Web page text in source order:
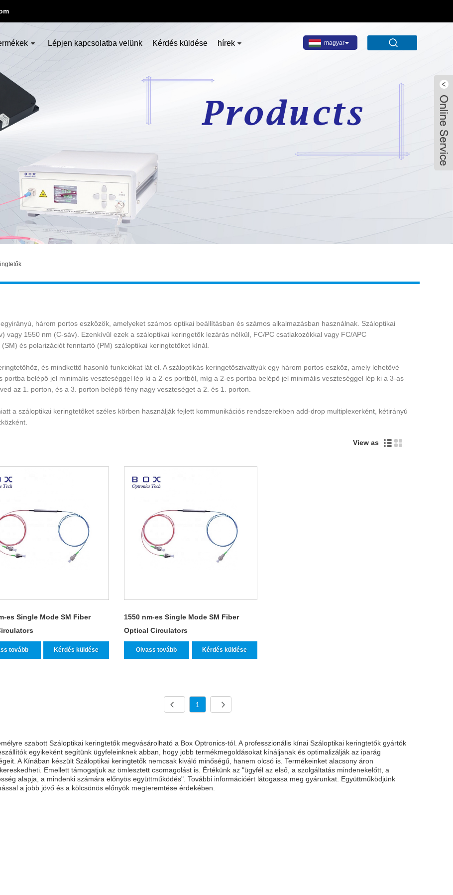
magyar
Lépjen kapcsolatba velünk Kérdés küldése hírek
három portos eszközök, amelyeket számos optikai beállításban és számos alkalmazásban használnak. Száloptikai
vagy 1550 nm (C-sáv). Ezenkívül ezek a száloptikai keringetők lezárás nélkül, FC/PC csatlakozókkal vagy FC/APC
és polarizációt fenntartó (PM) száloptikai keringtetőket kínál.
és mindkettő hasonló funkciókat lát el. A száloptikás keringetőszivattyúk egy három portos eszköz, amely lehetővé
belépő jel minimális veszteséggel lép ki a 2-es portból, míg a 2-es portba belépő jel minimális veszteséggel lép ki a 3-as
az 1. porton, és a 3. porton belépő fény nagy veszteséget a 2. és 1. porton.
a száloptikai keringtetőket széles körben használják fejlett kommunikációs rendszerekben add-drop multiplexerként, kétirányú
View as
es Single Mode SM Fiber
tovább Kérdés küldése
1550 nm-es Single Mode SM Fiber
Optical Circulators
Olvass tovább Kérdés küldése
1
szabott Száloptikai keringtetők megvásárolható a Box Optronics-tól. A professzionális kínai Száloptikai keringtetők gyártók
egyikeként segítünk ügyfeleinknek abban, hogy jobb termékmegoldásokat kínáljanak és optimalizálják az iparág
A Kínában készült Száloptikai keringtetők nemcsak kiváló minőségű, hanem olcsó is. Termékeinket alacsony áron
Emellett támogatjuk az ömlesztett csomagolást is. Értékünk az "ügyfél az első, a szolgáltatás mindenekelőtt, a
alapja, a mindenki számára előnyös együttműködés". További információért látogassa meg gyárunkat. Együttműködjünk
a jobb jövő és a kölcsönös előnyök megteremtése érdekében.